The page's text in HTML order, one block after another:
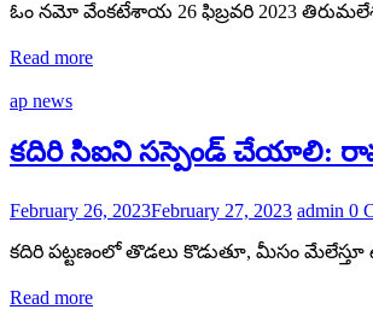
ఓం నమో వేంకటేశాయ 26 ఫిబ్రవరి 2023
Read more
ap news
కదిరి సిఐని సస్పెండ్ చేయాలి:
February 26, 2023February 27, 2023 admin 0
కదిరి పట్టణంలో తొడలు కొడుతూ, మీసం మేలేస్తూ
Read more